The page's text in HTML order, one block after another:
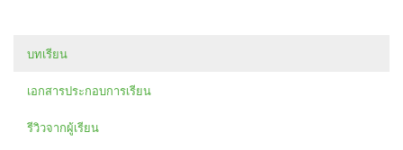
ที่รวบรวมโจทย์กับคลังโจทย์คณิตฯแบบจุใจทั้งโจทย์แบบแยกบท
ให้ฝึกทักษะแก้ปัญหาโจทย์และประสบการณ์ทำโจทย์อย่างมากมาย
เลยทีเดียว
บทเรียน
เอกสารประกอบการเรียน
รีวิวจากผู้เรียน